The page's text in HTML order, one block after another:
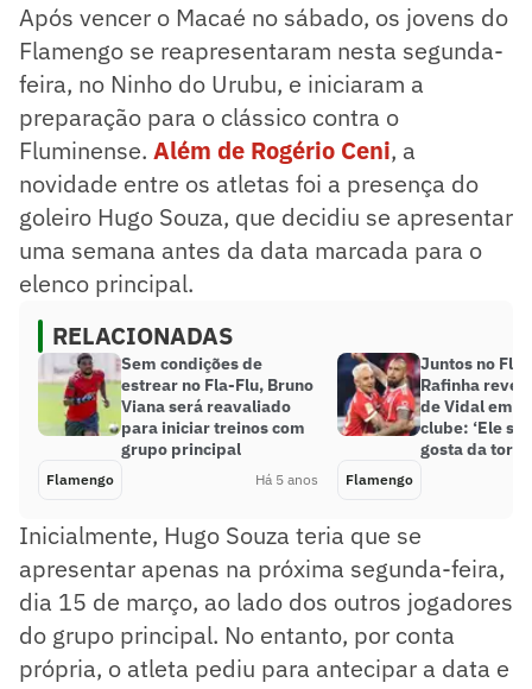
Após vencer o Macaé no sábado, os jovens do
Flamengo se reapresentaram nesta segunda-
feira, no Ninho do Urubu, e iniciaram a
preparação para o clássico contra o
Fluminense. Além de Rogério Ceni, a
novidade entre os atletas foi a presença do
goleiro Hugo Souza, que decidiu se apresentar
uma semana antes da data marcada para o
elenco principal.
RELACIONADAS
Sem condições de
estrear no Fla-Flu, Bruno
Viana será reavaliado
para iniciar treinos com
grupo principal
Flamengo Há 5 anos
Juntos no
Rafinha
de Vidal em
clube: ‘Ele
gosta da
Flamengo
Inicialmente, Hugo Souza teria que se
apresentar apenas na próxima segunda-feira,
dia 15 de março, ao lado dos outros jogadores
do grupo principal. No entanto, por conta
própria, o atleta pediu para antecipar a data e